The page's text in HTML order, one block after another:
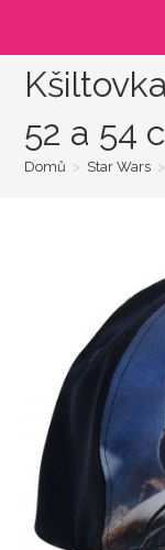
52 a 54
Domů > Star Wars >